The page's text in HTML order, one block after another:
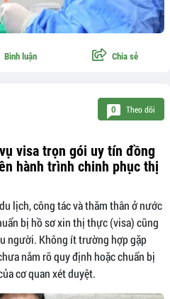
Bình luận Chia sẻ
0 Theo dõi
visa trọn gói uy tín đồng
hành trình chinh phục thị
lịch, công tác và thăm thân ở nước
bị hồ sơ xin thị thực (visa) cũng
người. Không ít trường hợp gặp
nắm rõ quy định hoặc chuẩn bị
cơ quan xét duyệt.